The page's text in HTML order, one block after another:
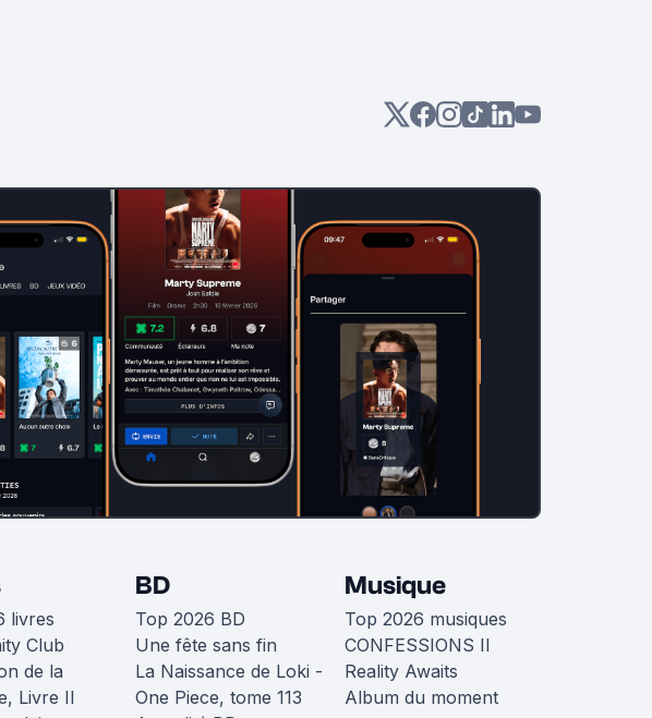
livres
Club
de la
Livre II
BD
Top 2026 BD
Une fête sans fin
La Naissance de Loki -
One Piece, tome 113
Musique
Top 2026 musiques
CONFESSIONS II
Reality Awaits
Album du moment